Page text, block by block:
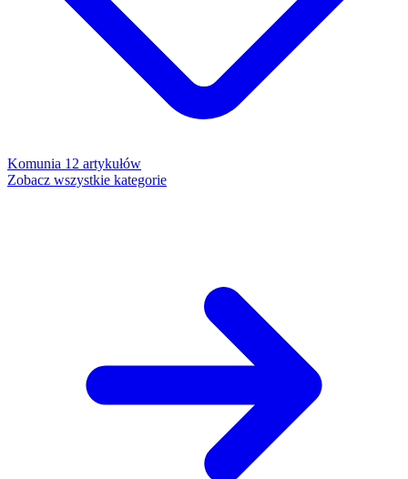
Komunia 12 artykułów
Zobacz wszystkie kategorie